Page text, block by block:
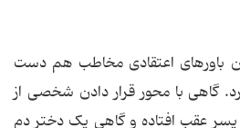
باورهای اعتقادی مخاطب هم دست
گاهی با محور قرار دادن شخصی از
عقب افتاده و گاهی یک دختر دم